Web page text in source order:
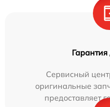
Гарантия
Сервисный
оригинальные
предоставляет